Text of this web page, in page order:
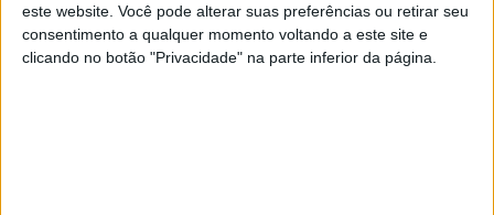
este website. Você pode alterar suas preferências ou retirar seu
consentimento a qualquer momento voltando a este site e
clicando no botão "Privacidade" na parte inferior da página.
Artigos relacionados